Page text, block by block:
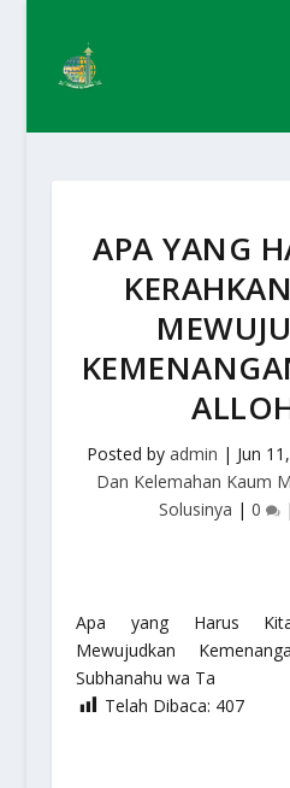
APA YANG
Posted by admin | Jun
Dan Kelemahan Kaum
Solusinya |0
Apa yang Harus
Mewujudkan
Subhanahu wa Ta
Telah Dibaca: 407